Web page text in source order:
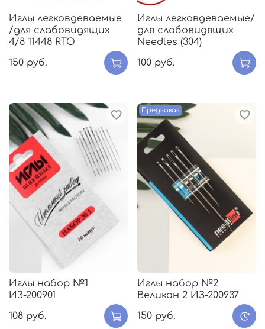
Иглы легковдеваемые
/для слабовидящих
4/8 11448 RTO
150 руб.
Иглы легковдеваемые/
для слабовидящих
Needles (304)
100 руб.
Иглы набор №1
ИЗ-200901
108 руб.
Предзаказ
Иглы набор №2
Великан 2 ИЗ-200937
150 руб.